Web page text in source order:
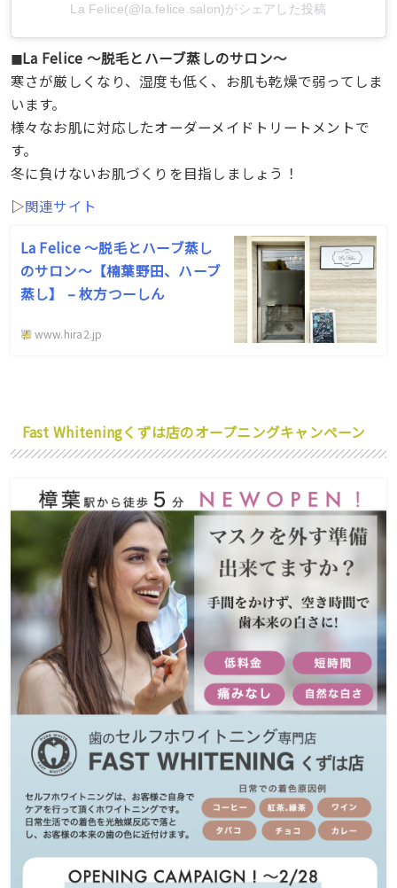
La Felice(@la.felice.salon)がシェアした投稿
◼︎La Felice ～脱毛とハーブ蒸しのサロン～
寒さが厳しくなり、湿度も低く、お肌も乾燥で弱ってしま
います。
様々なお肌に対応したオーダーメイドトリートメントで
す。
冬に負けないお肌づくりを目指しましょう！
▷関連サイト
La Felice ～脱毛とハーブ蒸し
のサロン～【楠葉野田、ハーブ
蒸し】 – 枚方つーしん
www.hira2.jp
Fast Whiteningくずは店のオープニングキャンペーン